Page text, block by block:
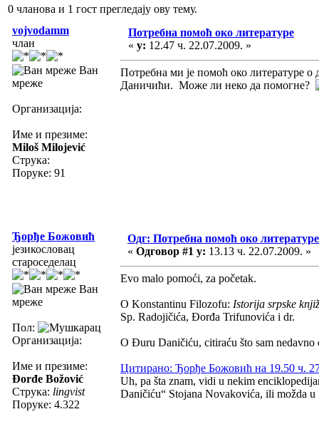
0 чланова и 1 гост прегледају ову тему.
vojvodamm
члан
Ван
мреже
Организација:
Име и презиме:
Miloš Milojević
Струка:
Поруке: 91
Потребна помоћ око литературе
« у: 12.47 ч. 22.07.2009. »
Потребна ми је помоћ око литературе
Даничићи. Може ли неко да помогне?
Ђорђе Божовић
језикословац
староседелац
Ван
мреже
Пол:
Организација:
Име и презиме:
Đorđe Božović
Струка: lingvist
Поруке: 4.322
Одг: Потребна помоћ око литературе
« Одговор #1 у: 13.13 ч. 22.07.2009. »
Evo malo pomoći, za početak.
O Konstantinu Filozofu: Istorija srpske
Sp. Radojičića, Đorđa Trifunovića i dr.
O Đuru Daničiću, citiraću što sam
Цитирано: Ђорђе Божовић на 19.50 ч.
Uh, pa šta znam, vidi u nekim
Daničiću“ Stojana Novakovića, ili možda